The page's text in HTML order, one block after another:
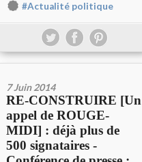
#Actualité politique
7 Juin 2014
RE-CONSTRUIRE [Un
appel de ROUGE-
MIDI] : déjà plus de
500 signataires -